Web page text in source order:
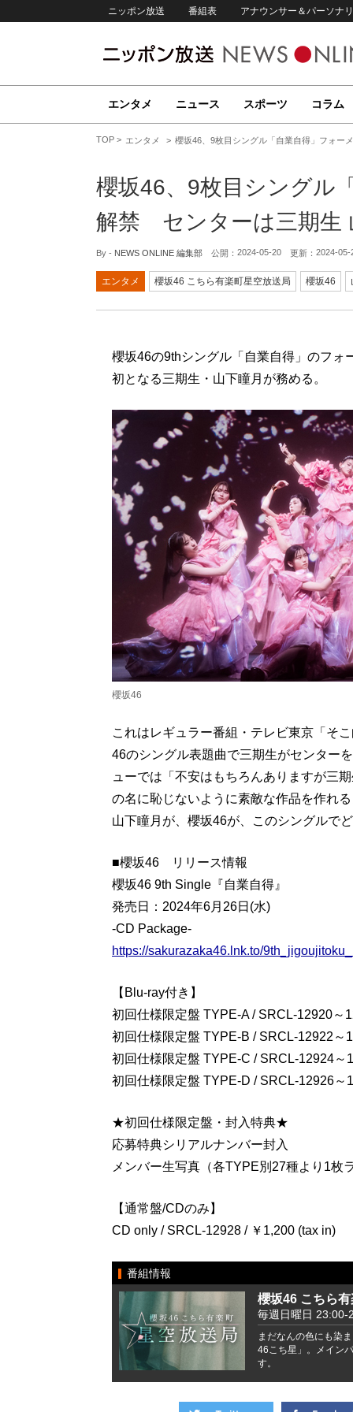
ニッポン放送 番組表 アナウンサー＆パーソナ
エンタメ ニュース スポーツ コラム
TOP エンタメ 櫻坂46、9枚目シングル「自業自得」フォ
櫻坂46、9枚目シングル
解禁 センターは三期生
By - NEWS ONLINE 編集部 公開： 2024-05-20 更新： 2024-05-
エンタメ 櫻坂46 こちら有楽町星空放送局 櫻坂46
櫻坂46の9thシングル「自業自得」のフォ
初となる三期生・山下瞳月が務める。
櫻坂46
これはレギュラー番組・テレビ東京「そ
46のシングル表題曲で三期生がセンター
ューでは「不安はもちろんありますが三
の名に恥じないように素敵な作品を作れ
山下瞳月が、櫻坂46が、このシングルで
■櫻坂46 リリース情報
櫻坂46 9th Single『自業自得』
発売日：2024年6月26日(水)
-CD Package-
https://sakurazaka46.lnk.to/
【Blu-ray付き】
初回仕様限定盤 TYPE-A / SRCL-12920～
初回仕様限定盤 TYPE-B / SRCL-12922～
初回仕様限定盤 TYPE-C / SRCL-12924～
初回仕様限定盤 TYPE-D / SRCL-12926～
★初回仕様限定盤・封入特典★
応募特典シリアルナンバー封入
メンバー生写真（各TYPE別27種より1枚
【通常盤/CDのみ】
CD only / SRCL-12928 / ￥1,200 (tax in)
番組情報
櫻坂46 こちら
毎週日曜日 23:00-
まだなんの色にも染
46こち星」。メイン
す。